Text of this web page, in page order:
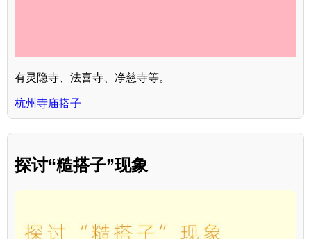
有灵隐寺、法喜寺、净慈寺等。
杭州寺庙搭子
探讨“糙搭子”现象